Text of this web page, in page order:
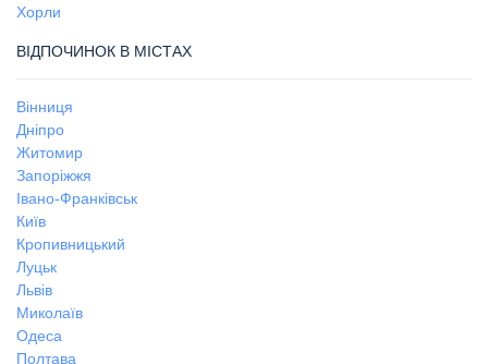
Хорли
ВІДПОЧИНОК В МІСТАХ
Вінниця
Дніпро
Житомир
Запоріжжя
Івано-Франківськ
Київ
Кропивницький
Луцьк
Львів
Миколаїв
Одеса
Полтава